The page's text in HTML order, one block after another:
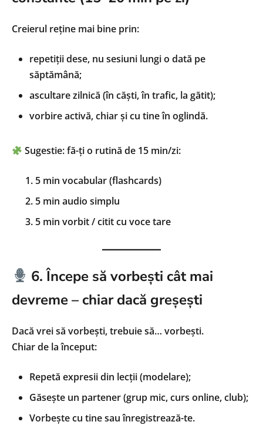
Creierul reține mai bine prin:
repetiții dese, nu sesiuni lungi o dată pe
săptămână;
ascultare zilnică (în căști, în trafic, la gătit);
vorbire activă, chiar și cu tine în oglindă.
Sugestie: fă-ți o rutină de 15 min/zi:
5 min vocabular (flashcards)
5 min audio simplu
5 min vorbit / citit cu voce tare
6. Începe să vorbești cât mai
devreme – chiar dacă greșești
Dacă vrei să vorbești, trebuie să… vorbești.
Chiar de la început:
Repetă expresii din lecții (modelare);
Găsește un partener (grup mic, curs online, club);
Vorbește cu tine sau înregistrează-te.